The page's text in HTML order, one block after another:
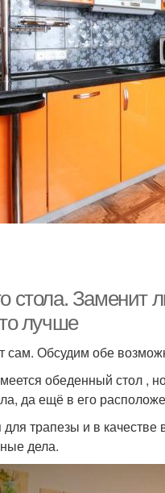
стола. Заменит
лучше
Обсудим обе
обеденный стол ,
да ещё в его
трапезы и в качестве
дела.